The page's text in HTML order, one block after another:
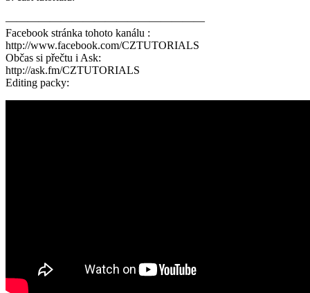
——————————————————
Facebook stránka tohoto kanálu :
http://www.facebook.com/CZTUTORIALS
Občas si přečtu i Ask:
http://ask.fm/CZTUTORIALS
Editing packy: